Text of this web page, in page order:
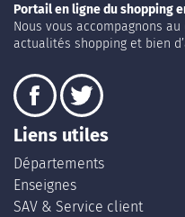
Portail en ligne du shopping
Nous vous accompagnons
actualités shopping et bien
Liens utiles
Départements
Enseignes
SAV & Service client